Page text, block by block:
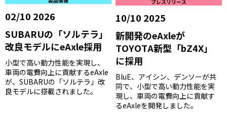
02/10 2026
SUBARUの「ソルテラ」
改良モデルにeAxle採用
小型で高い動力性能を実現し、
車両の電費向上に貢献するeAxle
が、SUBARUの「ソルテラ」改
良モデルに搭載されました。
10/10 2025
プレスリリース
新開発のeAxleが
TOYOTA新型「bZ4X」
に採用
BluE、アイシン、デンソーが共
同で、小型で高い動力性能を実
現し、車両の電費向上に貢献す
るeAxleを開発しました。